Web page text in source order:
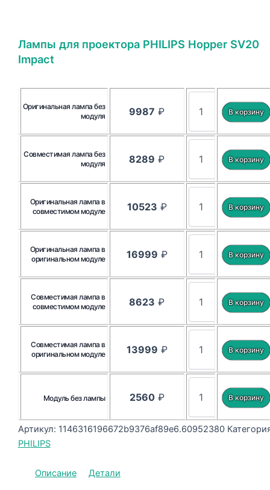
Лампы для проектора PHILIPS Hopper SV20
Impact
Оригинальная лампа без
модуля
9987 ₽
Совместимая лампа без
модуля
8289 ₽
Оригинальная лампа в
совместимом модуле
10523 ₽
Оригинальная лампа в
оригинальном модуле
16999 ₽
Совместимая лампа в
совместимом модуле
8623 ₽
Совместимая лампа в
оригинальном модуле
13999 ₽
Модуль без лампы 2560₽
Артикул: 1146316196672b9376af89e6.60952380
PHILIPS
Описание Детали